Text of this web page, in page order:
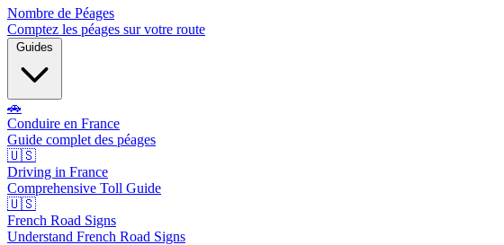
Nombre de Péages
Comptez les péages sur votre route
Guides
🚗
Conduire en France
Guide complet des péages
🇺🇸
Driving in France
Comprehensive Toll Guide
🇺🇸
French Road Signs
Understand French Road Signs